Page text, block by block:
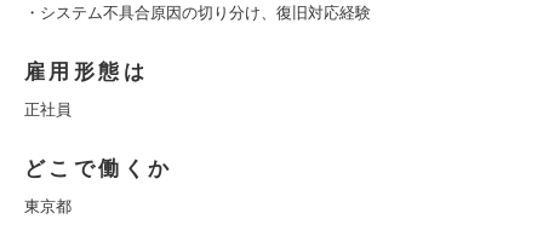
・システム不具合原因の切り分け、復旧対応経験
雇用形態は
正社員
どこで働くか
東京都